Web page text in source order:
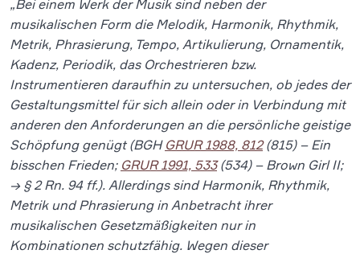
„Bei einem Werk der Musik sind neben der
musikalischen Form die Melodik, Harmonik, Rhythmik,
Metrik, Phrasierung, Tempo, Artikulierung, Ornamentik,
Kadenz, Periodik, das Orchestrieren bzw.
Instrumentieren daraufhin zu untersuchen, ob jedes der
Gestaltungsmittel für sich allein oder in Verbindung mit
anderen den Anforderungen an die persönliche geistige
Schöpfung genügt (BGH GRUR 1988, 812(815) – Ein
bisschen Frieden; GRUR 1991, 533(534) – Brown Girl II;
→ § 2 Rn. 94 ff.). Allerdings sind Harmonik, Rhythmik,
Metrik und Phrasierung in Anbetracht ihrer
musikalischen Gesetzmäßigkeiten nur in
Kombinationen schutzfähig. Wegen dieser